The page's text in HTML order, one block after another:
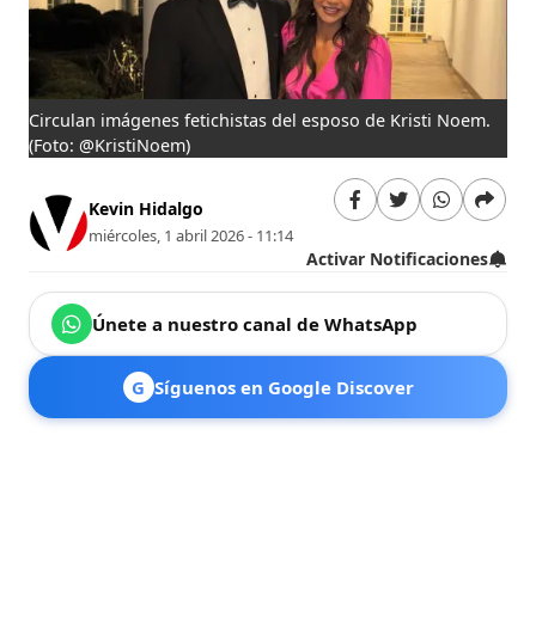
Circulan imágenes fetichistas del esposo de Kristi Noem.
(Foto: @KristiNoem)
Kevin Hidalgo
miércoles, 1 abril 2026 - 11:14
Activar Notificaciones
Únete a nuestro canal de WhatsApp
G Síguenos en Google Discover